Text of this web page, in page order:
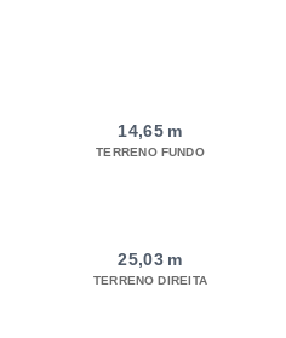
14,65 m
TERRENO FUNDO
25,03 m
TERRENO DIREITA